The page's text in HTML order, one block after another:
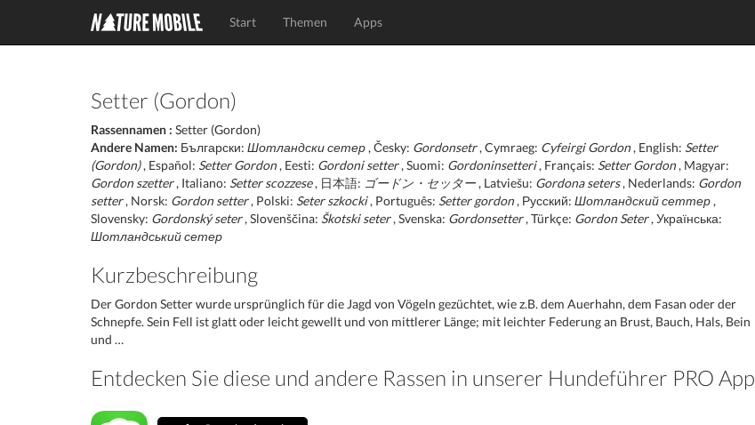
Start Themen Apps
Setter (Gordon)
Rassennamen : Setter (Gordon)
Andere Namen: Български: Шотландски сетер , Česky: Gordonsetr, Cymraeg: Cyfeirgi Gordon, English: Setter
(Gordon), Español: Setter Gordon, Eesti: Gordoni setter, Suomi: Gordoninsetteri, Français: Setter Gordon, Magyar:
Gordon szetter, Italiano: Setter scozzese, 日本語: ゴードン・セッター, Latviešu: Gordona seters, Nederlands: Gordon
setter, Norsk: Gordon setter, Polski: Seter szkocki, Português: Setter gordon, Русский: Шотландский сеттер ,
Slovensky: Gordonský seter, Slovenščina: Škotski seter, Svenska: Gordonsetter, Türkçe: Gordon Seter, Українська:
Шотландський сетер
Kurzbeschreibung
Der Gordon Setter wurde ursprünglich für die Jagd von Vögeln gezüchtet, wie z.B. dem Auerhahn, dem Fasan oder der
Schnepfe. Sein Fell ist glatt oder leicht gewellt und von mittlerer Länge; mit leichter Federung an Brust, Bauch, Hals, Bein
und …
Entdecken Sie diese und andere Rassen in unserer Hundeführer PRO App